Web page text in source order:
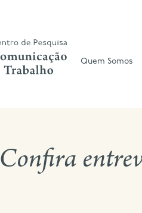
Quem Somos
Confira